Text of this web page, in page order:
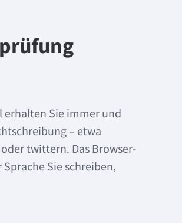
erhalten Sie immer und
– etwa
twittern. Das Browser-
Sie schreiben,